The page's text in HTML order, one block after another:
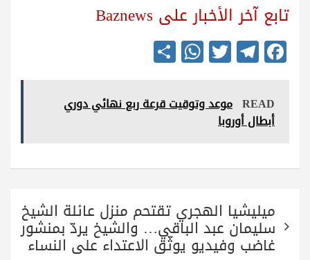
تابع آخر الأخبار على Baznews
Fa
ce
bo
ok
Te
le
gr
a
m
T
wi
tte
r
W
ha
ts
A
re READ موعد وتوقيت قرعة ربع نهائي دوري
أبطال أوروبا
المقالات
ميليشيا الهجري تقتحم منزل عائلة الشيخ
سليمان عبد الباقي… والشيخ يردّ بمنشور
غاضب وفيديو يوثّق الاعتداء على النساء